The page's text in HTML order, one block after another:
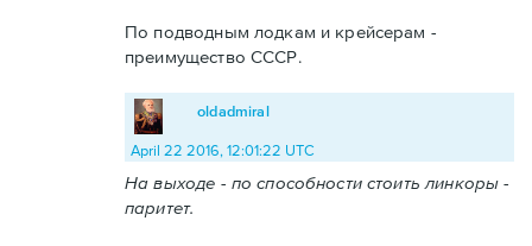
По подводным лодкам и крейсерам -
преимущество СССР.
oldadmiral
April 22 2016, 12:01:22 UTC
На выходе - по способности стоить линкоры -
паритет.